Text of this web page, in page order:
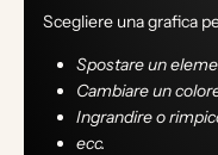
Scegliere una grafica
Spostare un
Cambiare un
Ingrandire o
ecc.